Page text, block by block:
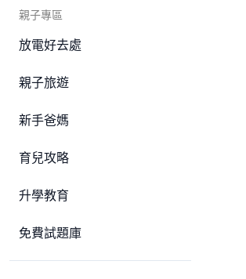
親子專區
放電好去處
親子旅遊
新手爸媽
育兒攻略
升學教育
免費試題庫